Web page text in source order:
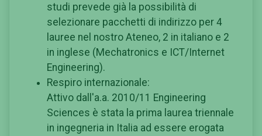
studi prevede già la possibilità di
selezionare pacchetti di indirizzo per 4
lauree nel nostro Ateneo, 2 in italiano e 2
in inglese (Mechatronics e ICT/Internet
Engineering).
Respiro internazionale:
Attivo dall'a.a. 2010/11 Engineering
Sciences è stata la prima laurea triennale
in ingegneria in Italia ad essere erogata